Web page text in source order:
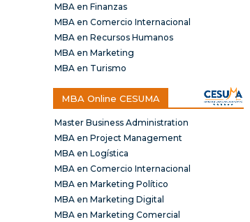
MBA en Finanzas
MBA en Comercio Internacional
MBA en Recursos Humanos
MBA en Marketing
MBA en Turismo
MBA Online CESUMA
Master Business Administration
MBA en Project Management
MBA en Logística
MBA en Comercio Internacional
MBA en Marketing Político
MBA en Marketing Digital
MBA en Marketing Comercial